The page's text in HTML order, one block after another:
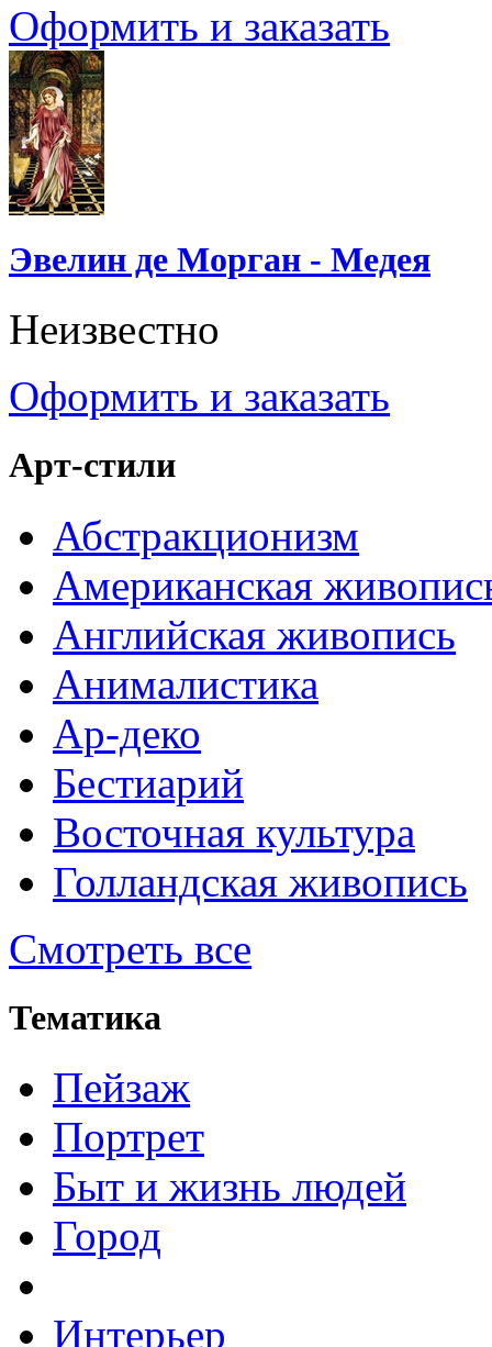
Оформить и заказать
Эвелин де Морган - Медея
Неизвестно
Оформить и заказать
Арт-стили
Абстракционизм
Американская
Английская живопись
Анималистика
Ар-деко
Бестиарий
Восточная культура
Голландская живопись
Смотреть все
Тематика
Пейзаж
Портрет
Быт и жизнь людей
Город
Интерьер